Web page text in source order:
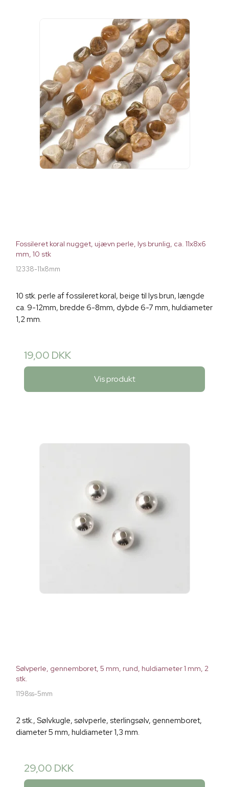
Fossileret koral nugget, ujævn perle, lys brunlig, ca. 11x8x6
mm, 10 stk
12338-11x8mm
10 stk. perle af fossileret koral, beige til lys brun, længde
ca. 9-12mm, bredde 6-8mm, dybde 6-7 mm, huldiameter
1,2 mm.
19,00 DKK
Vis produkt
Sølvperle, gennemboret, 5 mm, rund, huldiameter 1 mm, 2
stk.
1198ss-5mm
2 stk., Sølvkugle, sølvperle, sterlingsølv, gennemboret,
diameter 5 mm, huldiameter 1,3 mm.
29,00 DKK